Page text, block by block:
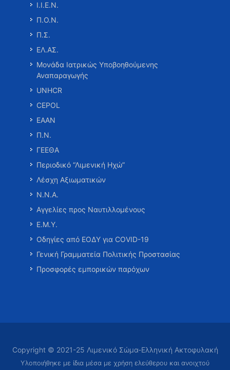
Ι.Ι.Ε.Ν.
Π.Ο.Ν.
Π.Σ.
ΕΛ.ΑΣ.
Μονάδα Ιατρικώς Υποβοηθούμενης
Αναπαραγωγής
UNHCR
CEPOL
ΕΑΑΝ
Π.Ν.
ΓΕΕΘΑ
Περιοδικό “Λιμενική Ηχώ”
Λέσχη Αξιωματικών
Ν.Ν.Α.
Αγγελίες προς Ναυτιλλομένους
Ε.Μ.Υ.
Οδηγίες από ΕΟΔΥ για COVID-19
Γενική Γραμματεία Πολιτικής Προστασίας
Προσφορές εμπορικών παρόχων
Copyright © 2021-25 Λιμενικό Σώμα-Ελληνική Ακτοφυλακή
Υλοποιήθηκε με ίδια μέσα με χρήση ελεύθερου και ανοιχτού